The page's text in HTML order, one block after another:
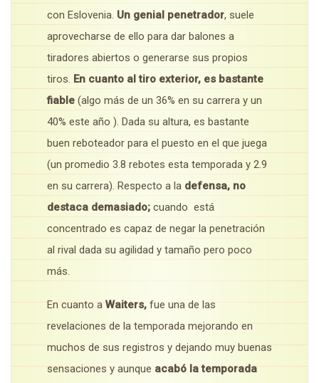
con Eslovenia. Un genial penetrador, suele
aprovecharse de ello para dar balones a
tiradores abiertos o generarse sus propios
tiros. En cuanto al tiro exterior, es bastante
fiable (algo más de un 36% en su carrera y un
40% este año ). Dada su altura, es bastante
buen reboteador para el puesto en el que juega
(un promedio 3.8 rebotes esta temporada y 2.9
en su carrera). Respecto a la defensa, no
destaca demasiado; cuando está
concentrado es capaz de negar la penetración
al rival dada su agilidad y tamaño pero poco
más.
En cuanto a Waiters, fue una de las
revelaciones de la temporada mejorando en
muchos de sus registros y dejando muy buenas
sensaciones y aunque acabó la temporada